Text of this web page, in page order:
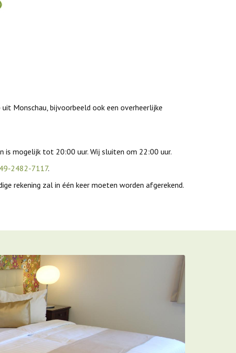
Monschau, bijvoorbeeld ook een overheerlijke
is mogelijk tot 20:00 uur. Wij sluiten om 22:00 uur.
2482-7117.
rekening zal in één keer moeten worden afgerekend.